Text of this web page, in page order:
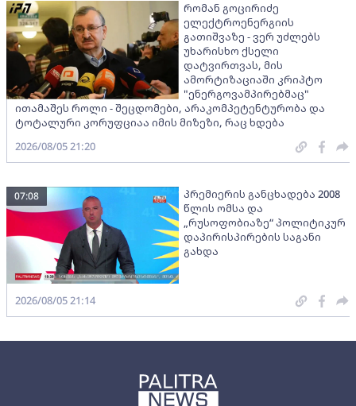
რომან გოცირიძე
ელექტროენერგიის
გათიშვაზე - ვერ უძლებს
უხარისხო ქსელი
დატვირთვას, მის
ამორტიზაციაში კრიპტო
"ენერგოვამპირებმაც"
ითამაშეს როლი - შეცდომები, არაკომპეტენტურობა და
ტოტალური კორუფციაა იმის მიზეზი, რაც ხდება
2026/08/05 21:20
პრემიერის განცხადება 2008
წლის ომსა და
„რუსოფობიაზე“ პოლიტიკურ
დაპირისპირების საგანი
გახდა
07:08
2026/08/05 21:14